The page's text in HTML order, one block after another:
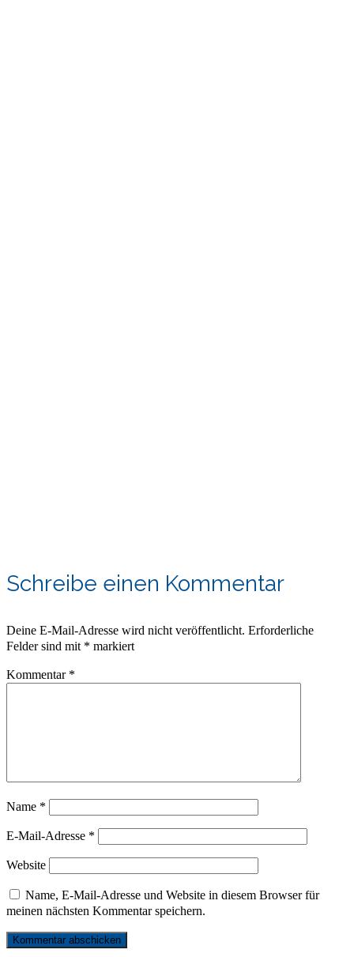
Schreibe einen Kommentar
Deine E-Mail-Adresse wird nicht veröffentlicht. Erforderliche
Felder sind mit * markiert
Kommentar *
Name *
E-Mail-Adresse *
Website
Name, E-Mail-Adresse und Website in diesem Browser für
meinen nächsten Kommentar speichern.